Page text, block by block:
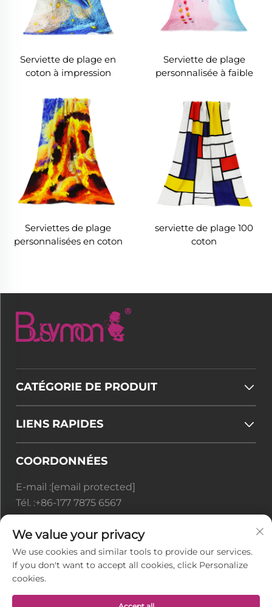
Serviette de plage en
coton à impression
Serviette de plage
personnalisée à faible
numérique
Serviettes de plage
personnalisées en coton
serviette de plage 100
coton
CATÉGORIE DE PRODUIT
LIENS RAPIDES
COORDONNÉES
E-mail :[email protected]
Tél. :+86-177 7875 6567
Office add : N° 128-8 Rue Taihangshan, Zone de
Développement Économique de Rudong, Ville
de Juegang, Ville de Nantong, Province du
Jiangsu, Chine
We value your privacy
We use cookies and similar tools to provide our services.
If you don't want to accept all cookies, click Personalize
cookies.